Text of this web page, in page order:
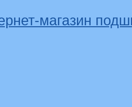
магазин